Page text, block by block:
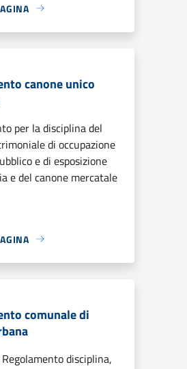
canone unico
per la disciplina del
di occupazione
e di esposizione
e del canone mercatale
comunale di
disciplina,